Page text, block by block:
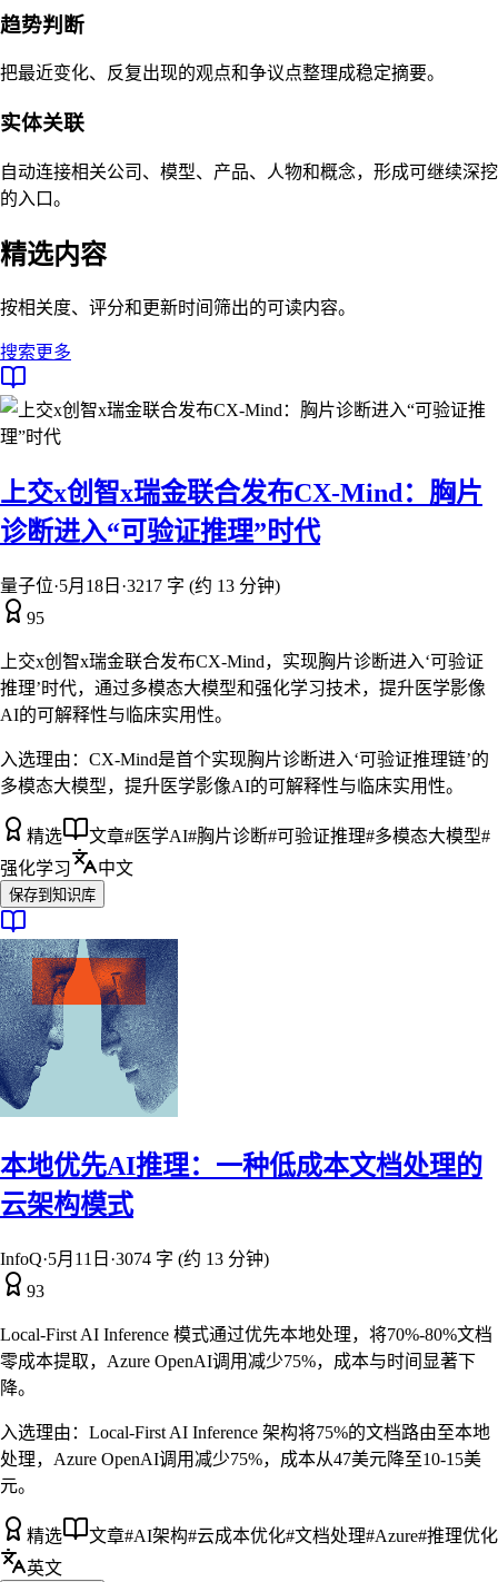
趋势判断
把最近变化、反复出现的观点和争议点整理成稳定摘要。
实体关联
自动连接相关公司、模型、产品、人物和概念，形成可继续深挖
的入口。
精选内容
按相关度、评分和更新时间筛出的可读内容。
搜索更多
上交x创智x瑞金联合发布CX-Mind：胸片
诊断进入“可验证推理”时代
量子位·5月18日 ·3217 字 (约 13 分钟)
95
上交x创智x瑞金联合发布CX-Mind，实现胸片诊断进入‘可验证
推理’时代，通过多模态大模型和强化学习技术，提升医学影像
AI的可解释性与临床实用性。
入选理由： CX-Mind是首个实现胸片诊断进入‘可验证推理链’的
多模态大模型，提升医学影像AI的可解释性与临床实用性。
精选 文章#医学AI#胸片诊断#可验证推理#多模态大模型#
强化学习
中文
保存到知识库
本地优先AI推理：一种低成本文档处理的
云架构模式
InfoQ·5月11日 ·3074 字 (约 13 分钟)
93
Local-First AI Inference 模式通过优先本地处理，将70%-80%文档
零成本提取，Azure OpenAI调用减少75%，成本与时间显著下
降。
入选理由： Local-First AI Inference 架构将75%的文档路由至本地
处理，Azure OpenAI调用减少75%，成本从47美元降至10-15美
元。
精选 文章#AI架构#云成本优化#文档处理#Azure#推理优化
英文